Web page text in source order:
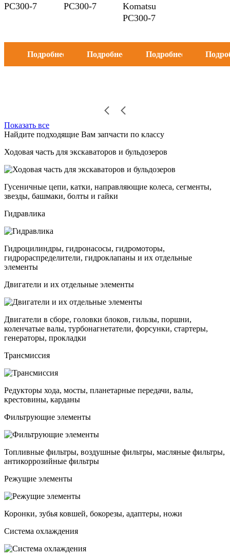
PC300-7
Подробнее
PC300-7
Подробнее
Komatsu
PC300-7
Подробнее
Показать все
Найдите подходящие Вам запчасти по классу
Ходовая часть для экскаваторов и бульдозеров
Гусеничные цепи, катки, направляющие колеса, сегменты,
звезды, башмаки, болты и гайки
Гидравлика
Гидроцилиндры, гидронасосы, гидромоторы,
гидрораспределители, гидроклапаны и их отдельные
элементы
Двигатели и их отдельные элементы
Двигатели в сборе, головки блоков, гильзы, поршни,
коленчатые валы, турбонагнетатели, форсунки, стартеры,
генераторы, прокладки
Трансмиссия
Редукторы хода, мосты, планетарные передачи, валы,
крестовины, карданы
Фильтрующие элементы
Топливные фильтры, воздушные фильтры, масляные фильтры,
антикоррозийные фильтры
Режущие элементы
Коронки, зубья ковшей, бокорезы, адаптеры, ножи
Система охлаждения